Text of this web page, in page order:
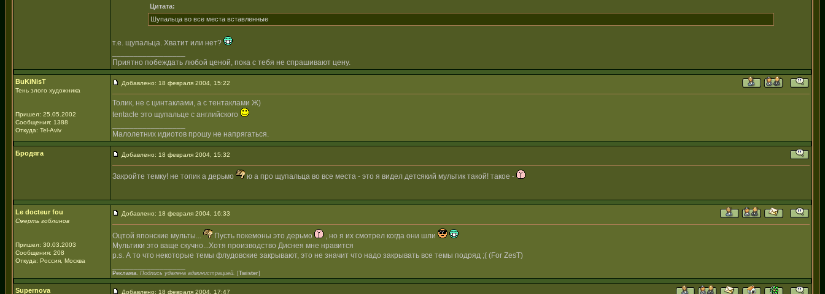
Цитата:
Шупальца во все места вставленные
т.е. щупальца. Хватит или нет?
Приятно побеждать любой ценой, пока с тебя не спрашивают цену.
BuKiNisT
Тень злого художника
Пришел: 25.05.2002
Сообщения: 1388
Откуда: Tel-Aviv
Добавлено: 18 февраля 2004, 15:22
Толик, не с цинтаклами, а с тентаклами Ж)
tentacle это щупальце с английского
Малолетних идиотов прошу не напрягаться.
Бродяга Добавлено: 18 февраля 2004, 15:32
Закройте темку! не топик а дерьмо ю а про щупальца во все места - это я видел детсякий мультик такой! такое -
Le docteur fou
Смерть гоблинов
Пришел: 30.03.2003
Сообщения: 208
Откуда: Россия, Москва
Добавлено: 18 февраля 2004, 16:33
Оцтой японские мульты... Пусть покемоны это дерьмо
, но я их смотрел когда они шли
Мультики это ваще скучно...Хотя производство Диснея мне нравится
p.s. А то что некоторые темы флудовские закрывают, это не значит что надо закрывать все темы подряд ;( (For ZesT)
Реклама. Подпись удалена администрацией. [Twister]
Supernova Добавлено: 18 февраля 2004, 17:47